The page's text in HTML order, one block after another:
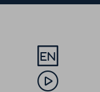
Sprache
Mediathek